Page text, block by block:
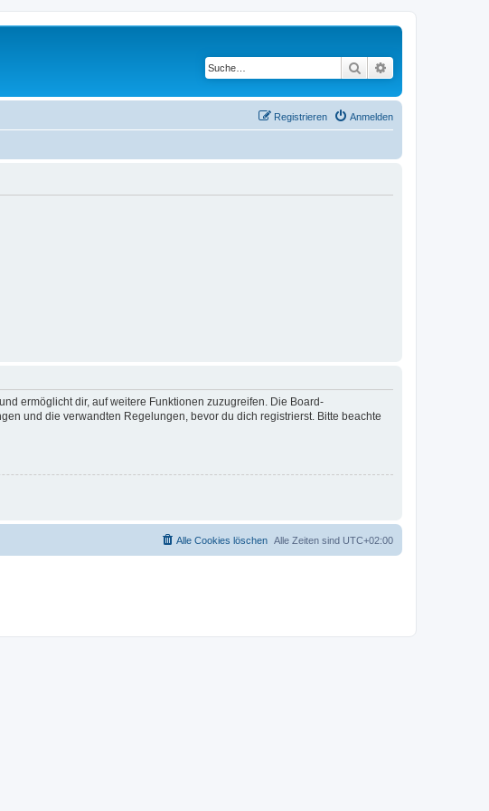
Suche
Anmelden
Registrieren
ermöglicht dir, auf weitere Funktionen zuzugreifen. Die Board-
und die verwandten Regelungen, bevor du dich registrierst. Bitte beachte
Alle Zeiten sind UTC+02:00
Alle Cookies löschen